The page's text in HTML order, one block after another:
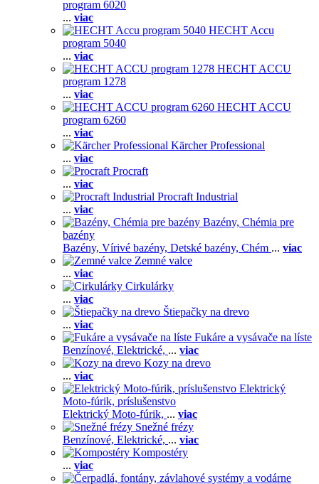
program 6020
... viac
HECHT Accu
program 5040
... viac
HECHT ACCU
program 1278
... viac
HECHT ACCU
program 6260
... viac
Kärcher Professional
... viac
Procraft
... viac
Procraft Industrial
... viac
Bazény, Chémia pre
bazény
Bazény, Vírivé bazény, Detské bazény, Chém ... viac
Zemné valce
... viac
Cirkulárky
... viac
Štiepačky na drevo
... viac
Fukáre a vysávače na líste
Benzínové, Elektrické, ... viac
Kozy na drevo
... viac
Elektrický
Moto-fúrik, príslušenstvo
Elektrický Moto-fúrik, ... viac
Snežné frézy
Benzínové, Elektrické, ... viac
Kompostéry
... viac